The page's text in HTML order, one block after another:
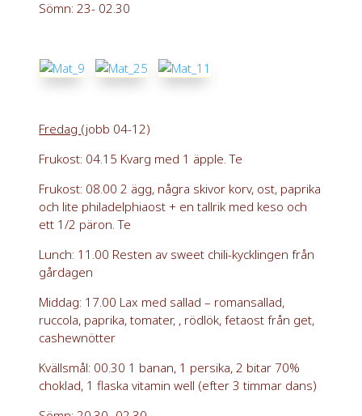
Sömn: 23- 02.30
Fredag (jobb 04-12)
Frukost: 04.15 Kvarg med 1 äpple. Te
Frukost: 08.00 2 ägg, några skivor korv, ost, paprika
och lite philadelphiaost + en tallrik med keso och
ett 1/2 päron. Te
Lunch: 11.00 Resten av sweet chili-kycklingen från
gårdagen
Middag: 17.00 Lax med sallad – romansallad,
ruccola, paprika, tomater, , rödlök, fetaost från get,
cashewnötter
Kvällsmål: 00.30 1 banan, 1 persika, 2 bitar 70%
choklad, 1 flaska vitamin well (efter 3 timmar dans)